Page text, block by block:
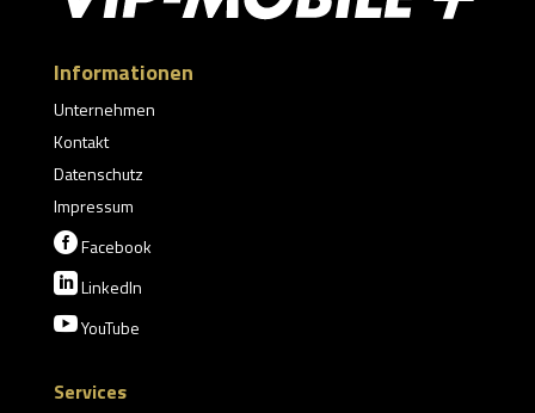
Informationen
Unternehmen
Kontakt
Datenschutz
Impressum
Facebook
LinkedIn
YouTube
Services